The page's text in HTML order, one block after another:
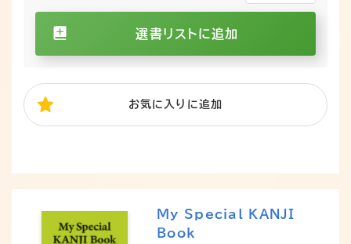
選書リストに追加
お気に入り に追加
My Special KANJI
Book